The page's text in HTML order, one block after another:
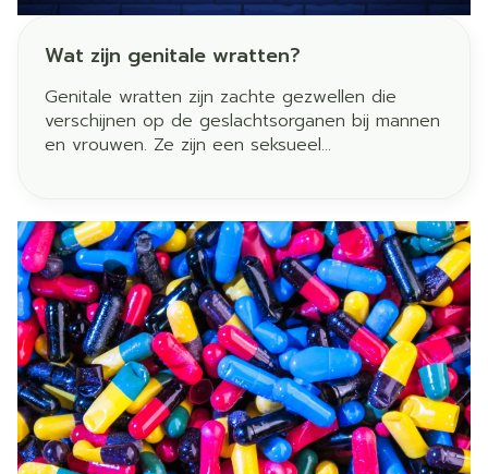
Wat zijn genitale wratten?
Genitale wratten zijn zachte gezwellen die
verschijnen op de geslachtsorganen bij mannen
en vrouwen. Ze zijn een seksueel
papillomavirus (HPV).